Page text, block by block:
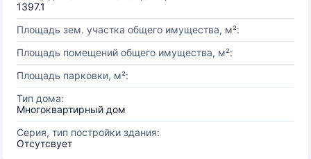
1397.1
Площадь зем. участка общего имущества, м²:
Площадь помещений общего имущества, м²:
Площадь парковки, м²:
Тип дома:
Многоквартирный дом
Серия, тип постройки здания:
Отсутсвует